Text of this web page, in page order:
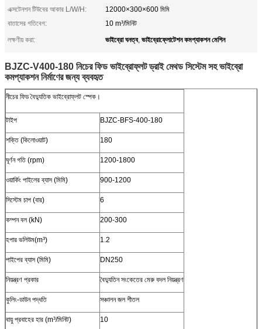
এক্সটেনশন টিউবের আকার L/W/H:
12000×300×600 মিমি
বাতাসের গতিবেগ:
10 m³/মিনিট
লক্ষণীয় করা:
ভাইব্রো ঘনত্ব, ভাইব্রোফ্লোটেশন কমপ্যাকশন মেশিন
BJZC-V400-180 নিচের ফিড ভাইব্রোফ্লট ড্রাই মেথড সিস্টেম সহ ভাইব্রো
কমপ্যাকশন নির্মাণের জন্য ব্যবহৃত
নীচের ফিড বৈদ্যুতিক ভাইব্রোফ্লট স্পেক।
টাইপ BJZC-BFS-400-180
শক্তি (কিলোওয়াট) 180
ঘূর্ণন গতি (rpm) 1200-1800
ওয়ার্কিং পাইলের ব্যাস (মিমি) 900-1200
সিস্টেম চাপ (বার) 6
কম্পন বল (kN) 200-300
হপার ভলিউম(m³) 1.2
পাইপের ব্যাস (মিমি) DN250
নিয়ন্ত্রণ প্রকার বৈদ্যুতিন সংকেতের মেরু বদল নিয়ন্ত্রণ
কুলিং-ডাউন পদ্ধতি সঞ্চালন জল শীতল
বায়ু প্রবাহের হার (m³/মিনিট) 10